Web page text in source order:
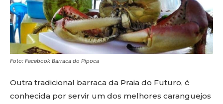
Foto: Facebook Barraca do Pipoca
Outra tradicional barraca da Praia do Futuro, é
conhecida por servir um dos melhores caranguejos